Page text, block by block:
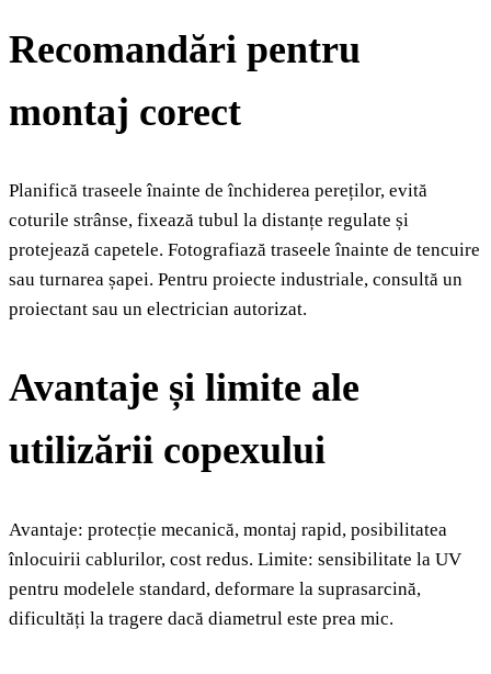
Recomandări pentru
montaj corect
Planifică traseele înainte de închiderea pereților, evită
coturile strânse, fixează tubul la distanțe regulate și
protejează capetele. Fotografiază traseele înainte de tencuire
sau turnarea șapei. Pentru proiecte industriale, consultă un
proiectant sau un electrician autorizat.
Avantaje și limite ale
utilizării copexului
Avantaje: protecție mecanică, montaj rapid, posibilitatea
înlocuirii cablurilor, cost redus. Limite: sensibilitate la UV
pentru modelele standard, deformare la suprasarcină,
dificultăți la tragere dacă diametrul este prea mic.